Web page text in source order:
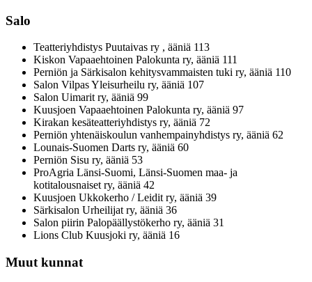
Salo
Teatteriyhdistys Puutaivas ry , ääniä 113
Kiskon Vapaaehtoinen Palokunta ry, ääniä 111
Perniön ja Särkisalon kehitysvammaisten tuki ry, ääniä 110
Salon Vilpas Yleisurheilu ry, ääniä 107
Salon Uimarit ry, ääniä 99
Kuusjoen Vapaaehtoinen Palokunta ry, ääniä 97
Kirakan kesäteatteriyhdistys ry, ääniä 72
Perniön yhtenäiskoulun vanhempainyhdistys ry, ääniä 62
Lounais-Suomen Darts ry, ääniä 60
Perniön Sisu ry, ääniä 53
ProAgria Länsi-Suomi, Länsi-Suomen maa- ja
kotitalousnaiset ry, ääniä 42
Kuusjoen Ukkokerho / Leidit ry, ääniä 39
Särkisalon Urheilijat ry, ääniä 36
Salon piirin Palopäällystökerho ry, ääniä 31
Lions Club Kuusjoki ry, ääniä 16
Muut kunnat